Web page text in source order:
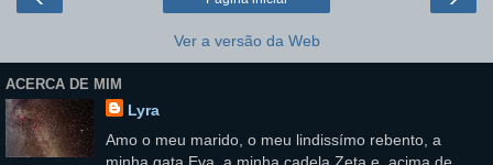
Ver a versão da Web
ACERCA DE MIM
Lyra
Amo o meu marido, o meu lindissímo rebento, a